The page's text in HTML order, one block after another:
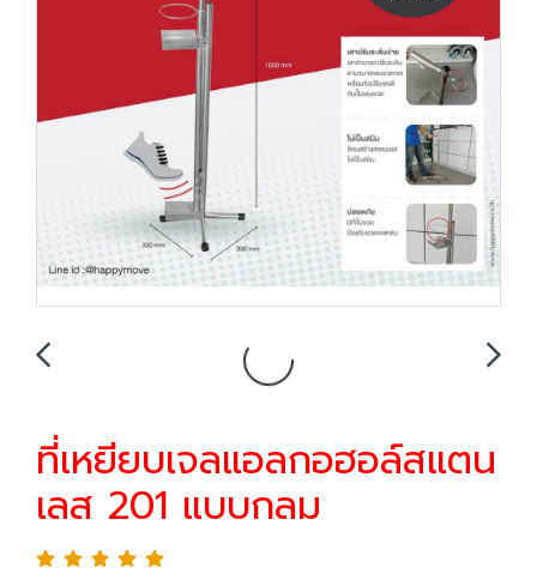
ที่เหยียบเจลแอลกอฮอล์สแตน
เลส 201 แบบกลม